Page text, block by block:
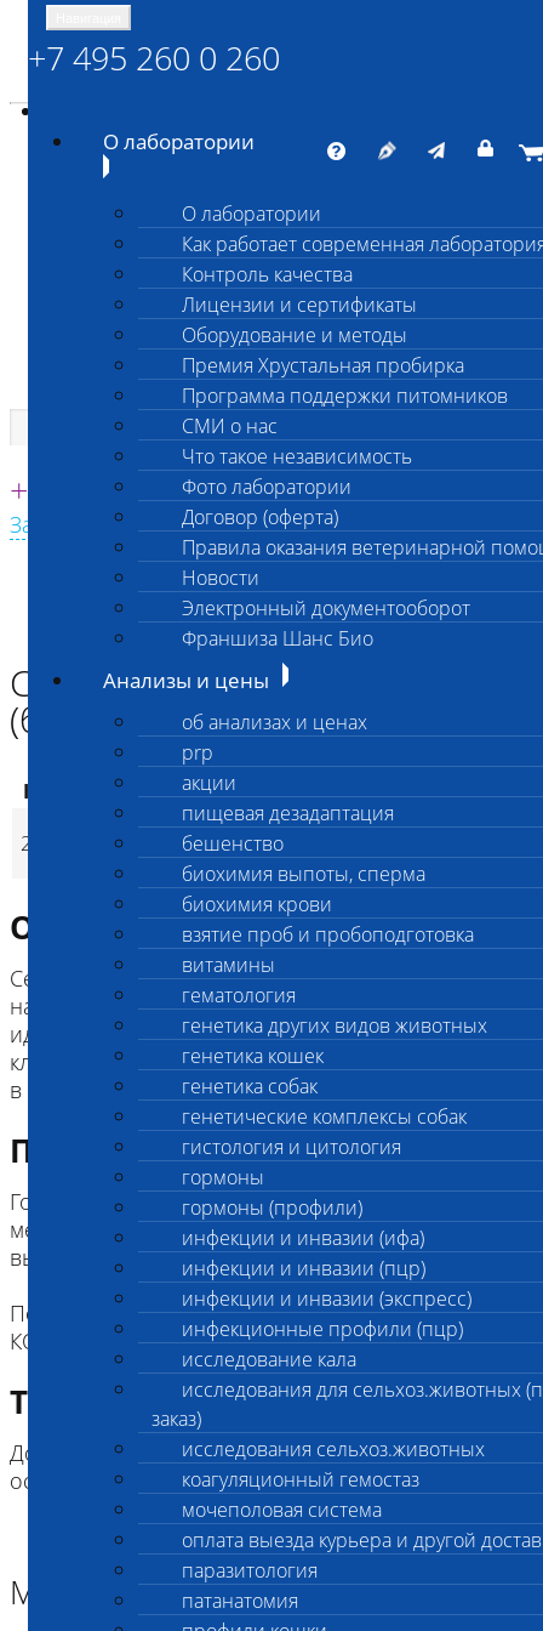
ШАНС БИО
Независимая ветеринарная лаборатория
Единая круглосуточная справочная
+7 495 260 0 260
Заказать звонок с сайта
+7 495 260 0 260
О лаборатории
О лаборатории
Как работает современная
Контроль качества
Лицензии и сертификаты
Оборудование и методы
Премия Хрустальная пробирка
Программа поддержки питомников
СМИ о нас
Что такое независимость
Фото лаборатории
Договор (оферта)
Правила оказания ветеринарной
Новости
Электронный документооборот
Франшиза Шанс Био
Анализы и цены
об анализах и ценах
prp
акции
пищевая дезадаптация
бешенство
биохимия выпоты, сперма
биохимия крови
взятие проб и пробоподготовка
витамины
гематология
генетика других видов животных
генетика кошек
генетика собак
генетические комплексы собак
гистология и цитология
гормоны
гормоны (профили)
инфекции и инвазии (ифа)
инфекции и инвазии (пцр)
инфекции и инвазии (экспресс)
инфекционные профили (пцр)
исследование кала
исследования для сельхоз.животных
заказ)
исследования сельхоз.животных
коагуляционный гемостаз
мочеполовая система
оплата выезда курьера и другой
паразитология
патанатомия
Главная страница
Анализы и цены
ГЕНЕТИКА ДРУГИХ ВИДОВ ЖИВОТНЫХ
Сертификат Зооген (бумажный)
Сертификат Зооген
(бумажный)
Код Наименование услуг
Цена, руб.
2701
Сертификат Зооген
(бумажный)
Описание исследования
Сертификат ЗООГЕН, оформляется только при
наличии родословной, подтвержденной
идентификации животного (сверка чипа или
клейма) и только на владельца, который написан
в родословной.
Подготовка к исследованию
Готовый сертификат хранится в лаборатории 3
месяца, после чего не может быть доступен для
выдачи.
После 3-х месяцев можно оформить дубликат
КОД 2702
Требование к биоматериалу
Доставку по почте сертификатов лаборатории не
осуществялет.
Материал